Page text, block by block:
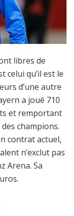
libres de
celui qu’il est le
d’une autre
a joué 710
et remportant
champions.
contrat actuel,
n’exclut pas
Arena. Sa